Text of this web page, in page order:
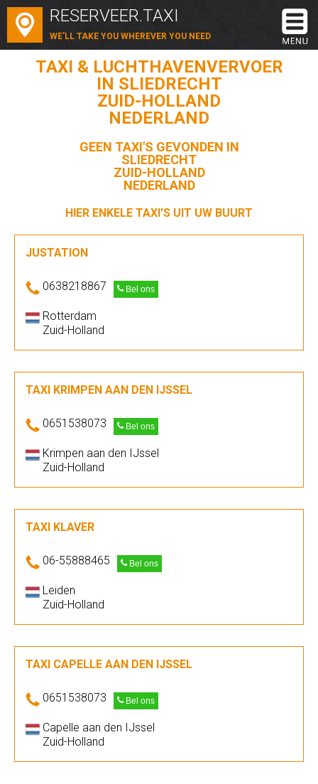
RESERVEER.TAXI
WE'LL TAKE YOU WHEREVER YOU NEED
TAXI & LUCHTHAVENVERVOER
IN SLIEDRECHT
ZUID-HOLLAND
NEDERLAND
GEEN TAXI'S GEVONDEN IN
SLIEDRECHT
ZUID-HOLLAND
NEDERLAND
HIER ENKELE TAXI'S UIT UW BUURT
JUSTATION
0638218867 Bel ons
Rotterdam
Zuid-Holland
TAXI KRIMPEN AAN DEN IJSSEL
0651538073 Bel ons
Krimpen aan den IJssel
Zuid-Holland
TAXI KLAVER
06-55888465 Bel ons
Leiden
Zuid-Holland
TAXI CAPELLE AAN DEN IJSSEL
0651538073 Bel ons
Capelle aan den IJssel
Zuid-Holland